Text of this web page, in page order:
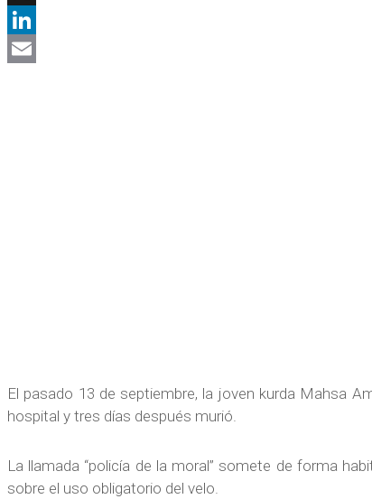
X
LinkedIn
El pasado 13 de septiembre, la joven kurda Mahsa
hospital y tres días después murió.
La llamada “policía de la moral” somete de forma
sobre el uso obligatorio del velo.